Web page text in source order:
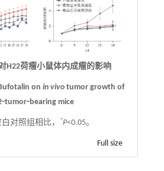
H22荷瘤小鼠体内成瘤的影响
on in vivotumor growth of
mice
对照组相比， *P<0.05。
Full size